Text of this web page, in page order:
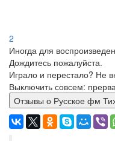
2
Иногда для
Дождитесь пожалуйста.
Играло и перестало? Не
Выключить совсем:
Отзывы о Русское